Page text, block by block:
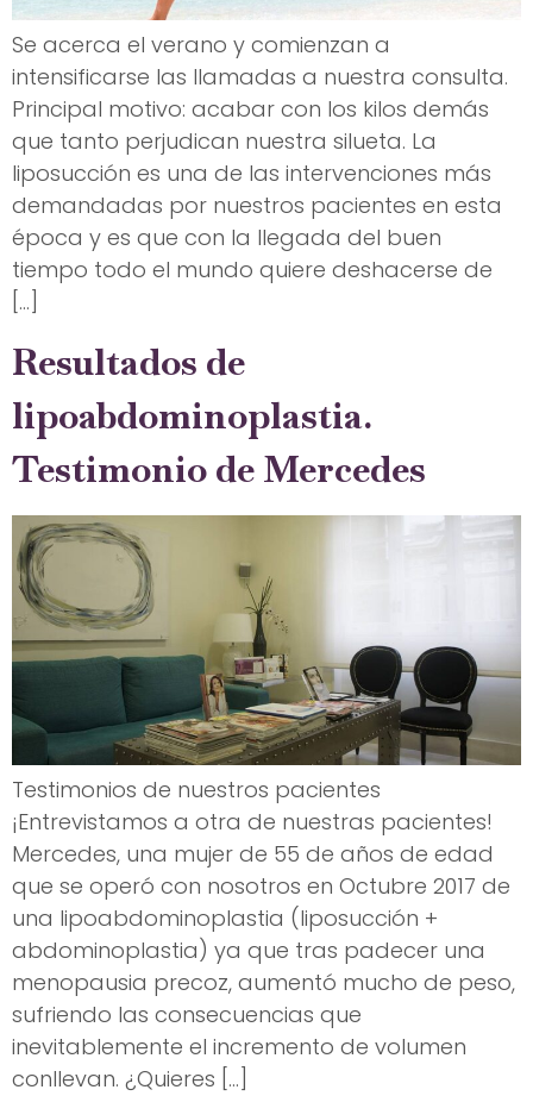
Se acerca el verano y comienzan a
intensificarse las llamadas a nuestra consulta.
Principal motivo: acabar con los kilos demás
que tanto perjudican nuestra silueta. La
liposucción es una de las intervenciones más
demandadas por nuestros pacientes en esta
época y es que con la llegada del buen
tiempo todo el mundo quiere deshacerse de
[…]
Resultados de
lipoabdominoplastia.
Testimonio de Mercedes
Testimonios de nuestros pacientes
¡Entrevistamos a otra de nuestras pacientes!
Mercedes, una mujer de 55 de años de edad
que se operó con nosotros en Octubre 2017 de
una lipoabdominoplastia (liposucción +
abdominoplastia) ya que tras padecer una
menopausia precoz, aumentó mucho de peso,
sufriendo las consecuencias que
inevitablemente el incremento de volumen
conllevan. ¿Quieres […]